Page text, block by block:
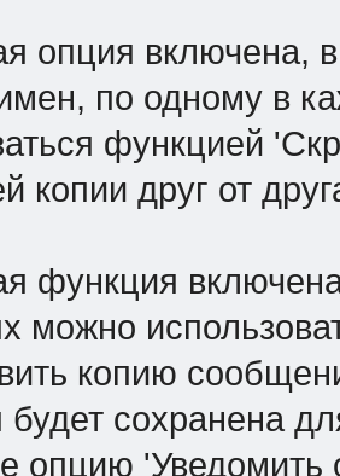
опция включена,
по одному в
функцией
копии друг от
функция
можно
копию
сохранена
опцию